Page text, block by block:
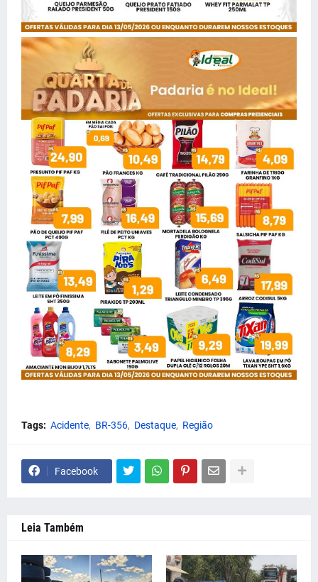
Tags: Acidente BR-356 Destaque Região
Facebook
Leia Também